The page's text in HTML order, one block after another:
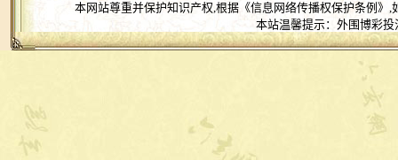
本网站尊重并保护知识产权,根据《信息网络传播权保护条例
本站温馨提示：外围博彩